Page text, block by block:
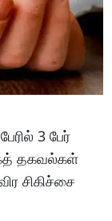
3 பேர்
தகவல்கள்
சிகிச்சை